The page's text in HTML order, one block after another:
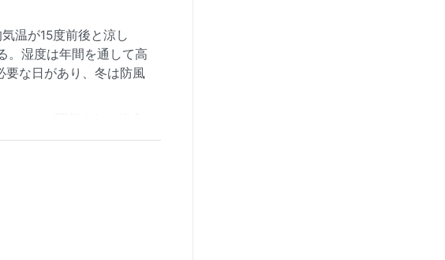
温が15度前後と涼し
。湿度は年間を通して高
要な日があり、冬は防風
て発生する「ハール」と